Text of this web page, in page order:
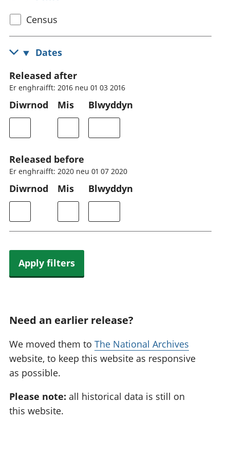
Select
census
topic
Census
Dates
Released after
Er enghraifft: 2016 neu 01 03 2016
Diwrnod Mis Blwyddyn
Released before
Er enghraifft: 2020 neu 01 07 2020
Diwrnod Mis Blwyddyn
Apply filters
Need an earlier release?
We moved them to The National Archives
website, to keep this website as responsive
as possible.
Please note: all historical data is still on
this website.